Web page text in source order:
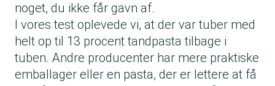
noget, du ikke får gavn af.
I vores test oplevede vi, at der var tuber med
helt op til 13 procent tandpasta tilbage i
tuben. Andre producenter har mere praktiske
emballager eller en pasta, der er lettere at få